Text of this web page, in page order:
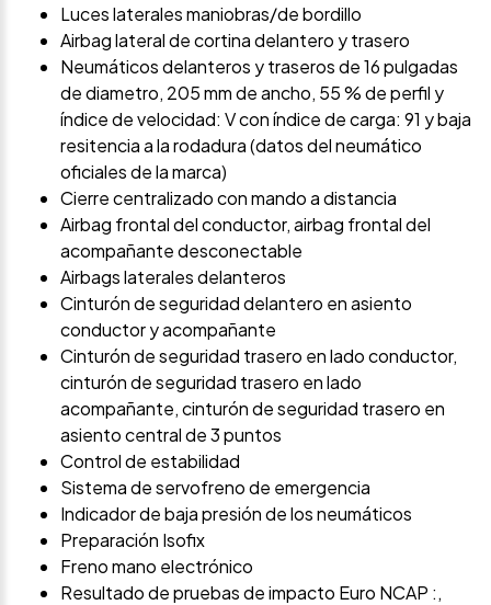
Luces laterales maniobras/de bordillo
Airbag lateral de cortina delantero y trasero
Neumáticos delanteros y traseros de 16 pulgadas
de diametro, 205 mm de ancho, 55 % de perfil y
índice de velocidad: V con índice de carga: 91 y baja
resitencia a la rodadura (datos del neumático
oficiales de la marca)
Cierre centralizado con mando a distancia
Airbag frontal del conductor, airbag frontal del
acompañante desconectable
Airbags laterales delanteros
Cinturón de seguridad delantero en asiento
conductor y acompañante
Cinturón de seguridad trasero en lado conductor,
cinturón de seguridad trasero en lado
acompañante, cinturón de seguridad trasero en
asiento central de 3 puntos
Control de estabilidad
Sistema de servofreno de emergencia
Indicador de baja presión de los neumáticos
Preparación Isofix
Freno mano electrónico
Resultado de pruebas de impacto Euro NCAP :,